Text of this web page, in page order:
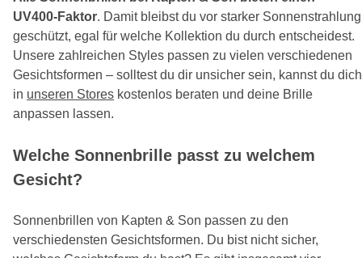
UV400-Faktor. Damit bleibst du vor starker Sonnenstrahlung
geschützt, egal für welche Kollektion du durch entscheidest.
Unsere zahlreichen Styles passen zu vielen verschiedenen
Gesichtsformen – solltest du dir unsicher sein, kannst du dich
in unseren Stores kostenlos beraten und deine Brille
anpassen lassen.
Welche Sonnenbrille passt zu welchem
Gesicht?
Sonnenbrillen von Kapten & Son passen zu den
verschiedensten Gesichtsformen. Du bist nicht sicher,